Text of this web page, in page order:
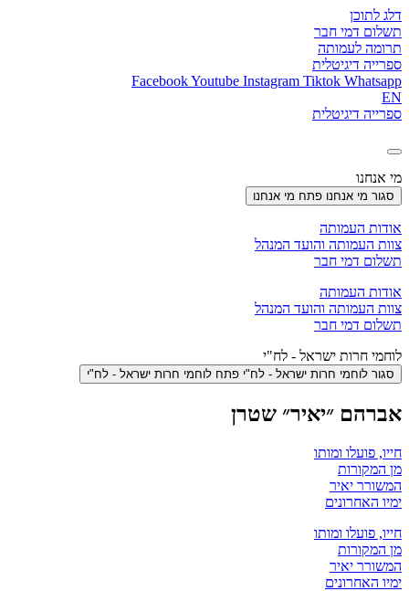
דלג לתוכן
תשלום דמי חבר
תרומה לעמותה
ספרייה דיגיטלית
FacebookYoutube Instagram Tiktok Whatsapp
EN
ספרייה דיגיטלית
מי אנחנו
סגור מי אנחנו פתח מי אנחנו
אודות העמותה
צוות העמותה והועד המנהל
תשלום דמי חבר
אודות העמותה
צוות העמותה והועד המנהל
תשלום דמי חבר
לוחמי חרות ישראל - לח"י
סגור לוחמי חרות ישראל - לח"י פתח לוחמי חרות ישראל - לח"י
אברהם ״יאיר״ שטרן
חייו, פועלו ומותו
מן המקורות
המשורר יאיר
ימיו האחרונים
חייו, פועלו ומותו
מן המקורות
המשורר יאיר
ימיו האחרונים